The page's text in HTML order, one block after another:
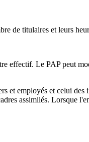
de titulaires et leurs
effectif. Le PAP peut
et employés et celui
assimilés. Lorsque